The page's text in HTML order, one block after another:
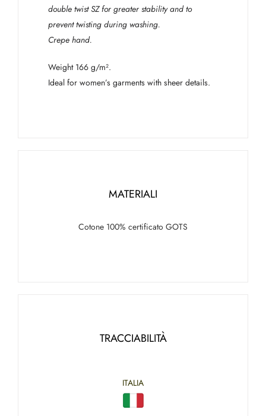
double twist SZ for greater stability and to
prevent twisting during washing.
Crepe hand.
Weight 166 g/m².
Ideal for women’s garments with sheer details.
MATERIALI
Cotone 100% certificato GOTS
TRACCIABILITÀ
ITALIA